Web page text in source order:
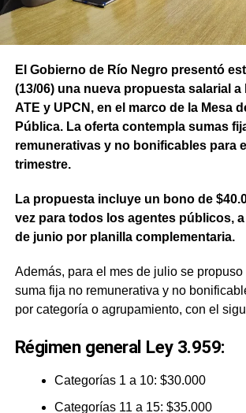
El Gobierno de Río Negro presentó
(13/06) una nueva propuesta salarial
ATE y UPCN, en el marco de la Mesa
Pública. La oferta contempla sumas
remunerativas y no bonificables para
trimestre.
La propuesta incluye un bono de
vez para todos los agentes públicos,
de junio por planilla complementaria.
Además, para el mes de julio se propuso
suma fija no remunerativa y no
por categoría o agrupamiento, con el
Régimen general Ley 3.959:
Categorías 1 a 10: $30.000
Categorías 11 a 15: $35.000